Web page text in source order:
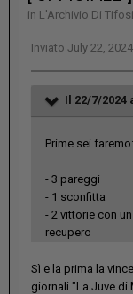
in L'Archivio Di
Inviato July 22, 2024
Il 22/7/2024
Prime sei faremo:
- 3 pareggi
- 1 sconfitta
- 2 vittorie con
recupero
Sì e la prima la
giornali "La Juve di